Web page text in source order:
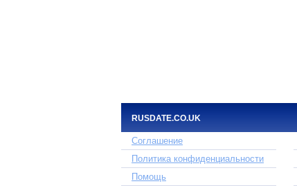
RUSDATE.CO.UK
Соглашение
Политика конфиденциальности
Помощь